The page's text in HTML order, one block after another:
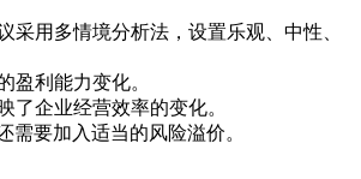
用多情境分析法，设置乐观、中性、
盈利能力变化。
企业经营效率的变化。
要加入适当的风险溢价。